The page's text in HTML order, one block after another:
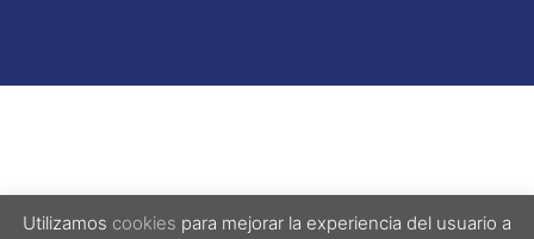
Utilizamos cookies para mejorar la experiencia del usuario a